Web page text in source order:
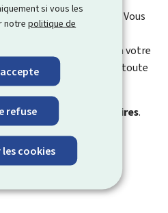
si vous les
notrepolitique de
refuse
les cookies
contenu de cette page. Vous
sur ce que nous
pas de réponse à votre
de contact pour toute
étoile (
obligatoires.
cherchiez ?